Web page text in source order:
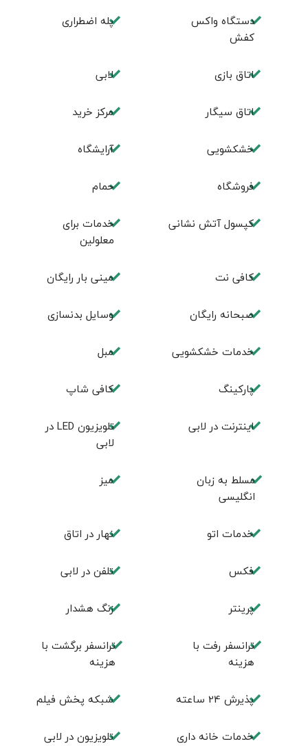
دستگاه واکس
کفش
پله اضطراری
اتاق بازی لابی
اتاق سیگار مرکز خرید
خشکشویی آرایشگاه
فروشگاه حمام
کپسول آتش نشانی
خدمات برای
معلولین
کافی نت مینی بار رایگان
صبحانه رایگان وسایل بدنسازی
خدمات خشکشویی مبل
پاركينگ كافی شاپ
اينترنت در لابی
تلويزيون LED در
لابی
مسلط به زبان
انگليسی
ميز
خدمات اتو نهار در اتاق
فكس تلفن در لابی
پرینتر زنگ هشدار
ترانسفر رفت با
هزینه
ترانسفر برگشت با
هزینه
پذیرش 24 ساعته شبکه پخش فیلم
خدمات خانه داری تلویزیون در لابی